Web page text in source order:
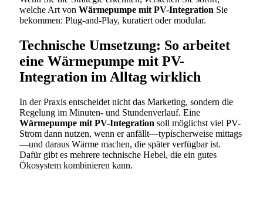
welche Art von Wärmepumpe mit PV-Integration Sie
bekommen: Plug-and-Play, kuratiert oder modular.
Technische Umsetzung: So arbeitet
eine Wärmepumpe mit PV-
Integration im Alltag wirklich
In der Praxis entscheidet nicht das Marketing, sondern die
Regelung im Minuten- und Stundenverlauf. Eine
Wärmepumpe mit PV-Integration soll möglichst viel PV-
Strom dann nutzen, wenn er anfällt—typischerweise mittags
—und daraus Wärme machen, die später verfügbar ist.
Dafür gibt es mehrere technische Hebel, die ein gutes
Ökosystem kombinieren kann.